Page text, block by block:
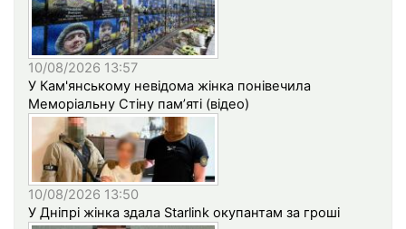
10/08/2026 13:57
У Кам'янському невідома жінка понівечила
Меморіальну Стіну пам’яті (відео)
10/08/2026 13:50
У Дніпрі жінка здала Starlink окупантам за гроші